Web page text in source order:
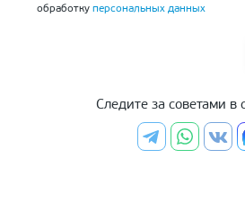
обработку персональных данных
Следите за советами в